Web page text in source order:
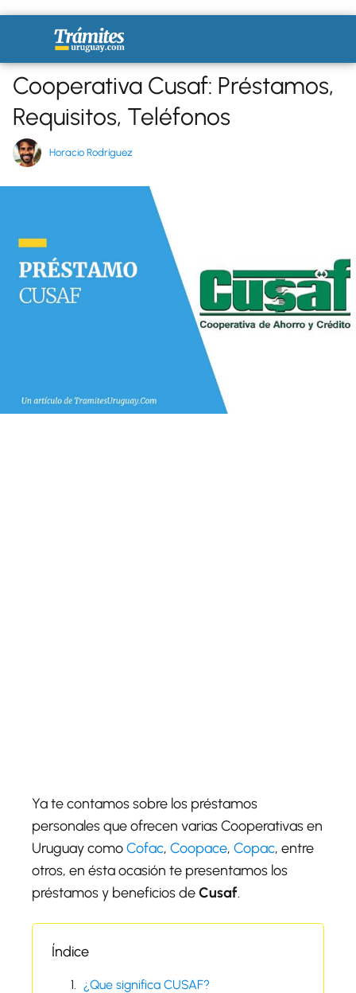
Cooperativa Cusaf: Préstamos,
Requisitos, Teléfonos
Horacio Rodríguez
Ya te contamos sobre los préstamos
personales que ofrecen varias Cooperativas en
Uruguay comoCofac, Coopace, Copac, entre
otros, en ésta ocasión te presentamos los
préstamos y beneficios deCusaf.
Índice
¿Que significa CUSAF?